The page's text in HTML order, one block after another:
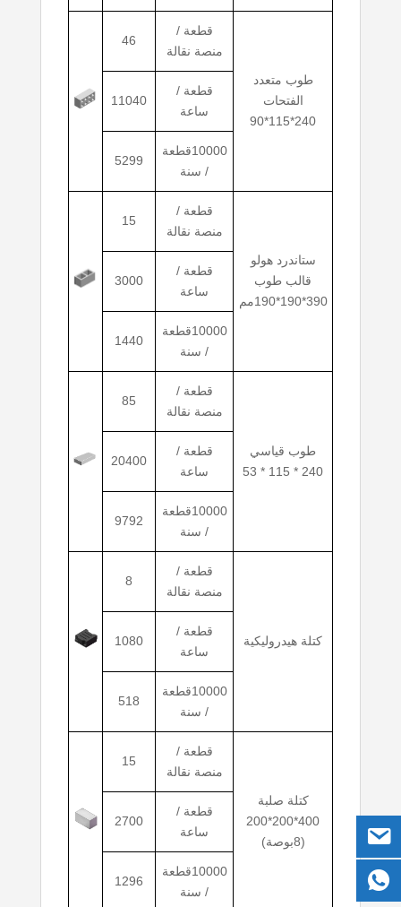
طوب متعدد
الفتحات
240*115*90
قطعة /
منصة نقالة
46
قطعة /
ساعة
11040
10000قطعة
/ سنة
5299
ستاندرد هولو
قالب طوب
390*190*190مم
قطعة /
منصة نقالة
15
قطعة /
ساعة
3000
10000قطعة
/ سنة
1440
طوب قياسي
240 * 115 * 53
قطعة /
منصة نقالة
85
قطعة /
ساعة
20400
10000قطعة
/ سنة
9792
كتلة هيدروليكية
قطعة /
منصة نقالة
8
قطعة /
ساعة
1080
10000قطعة
/ سنة
518
كتلة صلبة
400*200*200
(8بوصة)
قطعة /
منصة نقالة
15
قطعة /
ساعة
2700
10000قطعة
/ سنة
1296